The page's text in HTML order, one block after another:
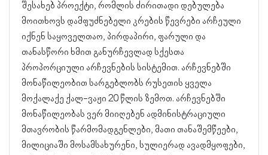
შესახებ პროექტი, რომლის ძირითადი დებულება
მოითხოვს დამფუძნებელი კრების წევრები არჩეული
იქნენ საყოველთაო, პირდაპირი, ფარული და
თანასწორი ხმით განურჩევლად სქესთა
პროპორციული არჩევნების სისტემით. არჩევნებში
მონაწილეობით სარგებლობს რუსეთის ყველა
მოქალაქე ქალ-ვაჟი 20 წლის ზემოთ. არჩევნებში
მონაწილეობას ვერ მიიღებენ ადმინისტრაციული
მთავრობის წარმომადგენლები, მათი თანაშემწეები,
მილიციაში მოსამსახურენი, სულიერად ავადმყოფები,